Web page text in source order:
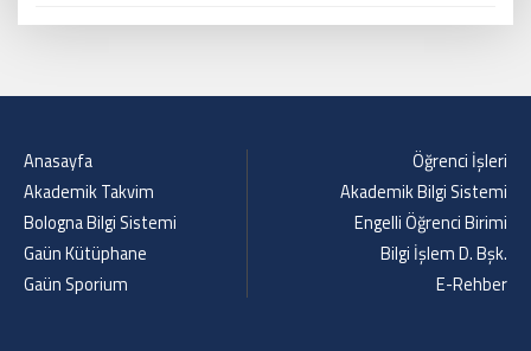
Anasayfa
Akademik Takvim
Bologna Bilgi Sistemi
Gaün Kütüphane
Gaün Sporium
Öğrenci İşleri
Akademik Bilgi Sistemi
Engelli Öğrenci Birimi
Bilgi İşlem D. Bşk.
E-Rehber